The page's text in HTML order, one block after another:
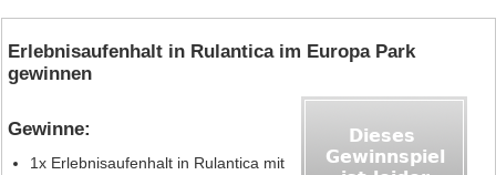
Erlebnisaufenhalt in Rulantica im Europa Park
gewinnen
Gewinne:
1x Erlebnisaufenhalt in Rulantica mit